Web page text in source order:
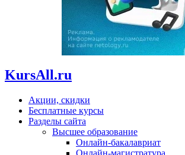
KursAll.ru
Акции, скидки
Бесплатные курсы
Разделы сайта
Высшее образование
Онлайн-бакалавриат
Онлайн-магистратура